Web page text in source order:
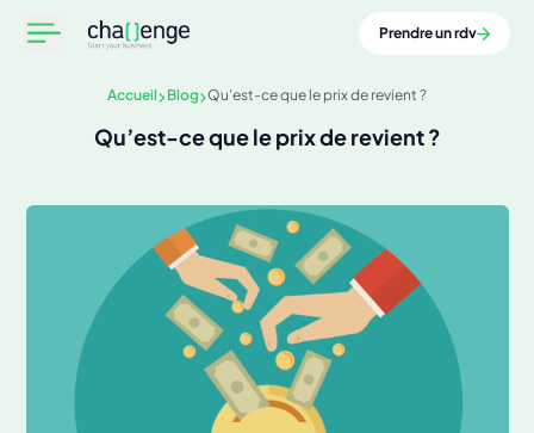
Prendre un rdv
Accueil Blog Qu’est-ce que le prix de revient ?
Qu’est-ce que le prix de revient ?